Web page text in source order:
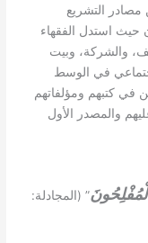
مصادر التشريع
حيث استدل الفقهاء
والشركة، وبيت
في الوسط
كتبهم ومؤلفاتهم
والمصدر الأول
” ( المجادلة: